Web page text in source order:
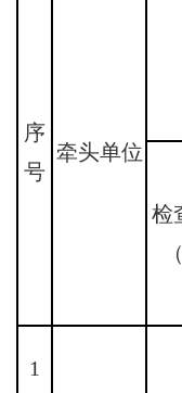
序
号
牵头单位
检
1